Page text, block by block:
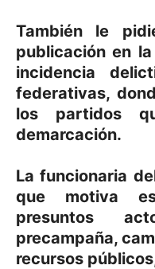
También le
publicación en
incidencia
federativas,
los partidos
demarcación.
La funcionaria
que motiva
presuntos
precampaña,
recursos